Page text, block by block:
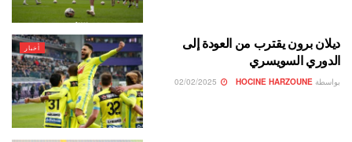
أخبار
ديلان برون يقترب من العودة إلى
الدوري السويسري
بواسطة HOCINE HARZOUNE